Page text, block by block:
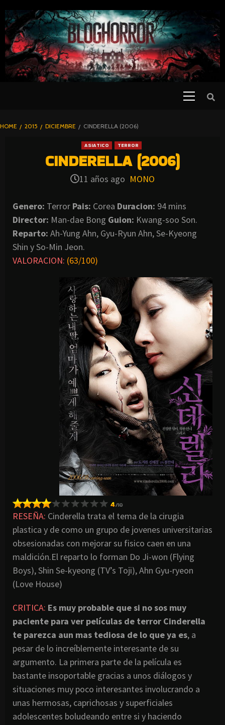
TO
CONTENT
BLOGHORROR
HOME 2015 DICIEMBRE CINDERELLA (2006)
ASIATICO TERROR
CINDERELLA (2006)
11 años ago MONO
Genero: Terror Pais: Corea Duracion: 94 mins
Director: Man-dae Bong Guion: Kwang-soo Son.
Reparto: Ah-Yung Ahn, Gyu-Ryun Ahn, Se-Kyeong
Shin y So-Min Jeon.
VALORACION: (63/100)
RESEÑA: Cinderella trata el tema de la cirugia
plastica y de como un grupo de jovenes universitarias
obsesionadas con mejorar su fisico caen en una
maldición.El reparto lo forman Do Ji-won (Flying
Boys), Shin Se-kyeong (TV’s Toji), Ahn Gyu-ryeon
(Love House)
CRITICA: Es muy probable que si no sos muy
paciente para ver películas de terror Cinderella
te parezca aun mas tediosa de lo que ya es, a
pesar de lo increíblemente interesante de su
argumento. La primera parte de la película es
bastante insoportable gracias a unos diálogos y
situaciones muy poco interesantes involucrando a
unas hermosas, caprichosas y superficiales
adolescentes boludeando entre si y haciendo